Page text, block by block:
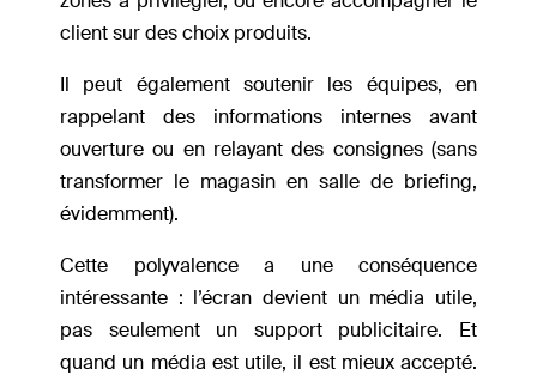
client sur des choix produits.
Il peut également soutenir les équipes, en
rappelant des informations internes avant
ouverture ou en relayant des consignes (sans
transformer le magasin en salle de briefing,
évidemment).
Cette polyvalence a une conséquence
intéressante : l’écran devient un média utile,
pas seulement un support publicitaire. Et
quand un média est utile, il est mieux accepté.